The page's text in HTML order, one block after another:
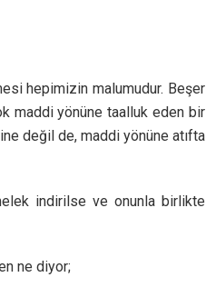
hepimizin malumudur. Beşer
maddi yönüne taalluk eden bir
değil de, maddi yönüne atıfta
indirilse ve onunla birlikte
ne diyor;